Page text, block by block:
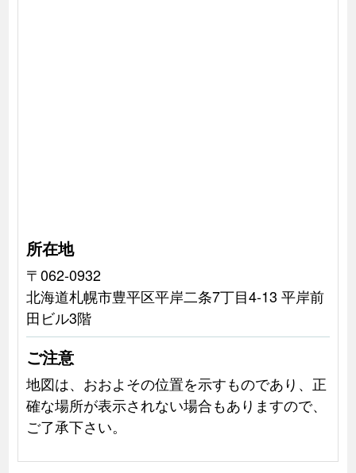
所在地
〒062-0932
北海道札幌市豊平区平岸二条7丁目4-13 平岸前
田ビル3階
ご注意
地図は、おおよその位置を示すものであり、正
確な場所が表示されない場合もありますので、
ご了承下さい。